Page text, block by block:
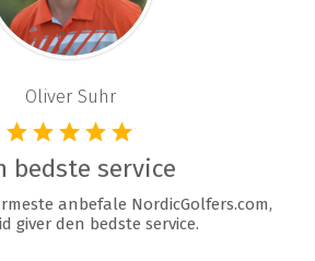
Oliver Suhr
bedste service
anbefale NordicGolfers.com,
giver den bedste service.